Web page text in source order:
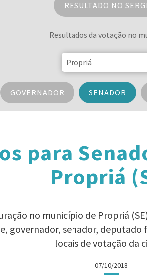
RESULTADO NO
Resultados da votação no
GOVERNADOR SENADOR
para
Propriá
no município de Propriá
governador, senador,
locais de votação da
07/10/2018